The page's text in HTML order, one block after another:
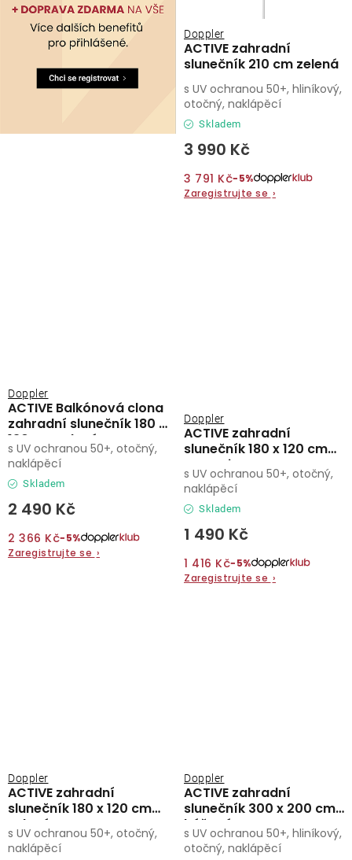
ACTIVE zahradní
slunečník 210 cm zelená
Doppler
Skladem
3 990 Kč
3 791 Kč−5%
Zaregistrujte se ›
s UV ochranou 50+, hliníkový,
otočný, naklápěcí
ACTIVE Balkónová clona
zahradní slunečník 180 x
130 cm zelená
Doppler
Skladem
2 490 Kč
2 366 Kč−5%
Zaregistrujte se ›
s UV ochranou 50+, otočný,
naklápěcí
ACTIVE zahradní
slunečník 180 x 120 cm
antracit
Doppler
Skladem
1 490 Kč
1 416 Kč−5%
Zaregistrujte se ›
s UV ochranou 50+, otočný,
naklápěcí
ACTIVE zahradní
slunečník 180 x 120 cm
zelená
Doppler
s UV ochranou 50+, otočný,
naklápěcí
ACTIVE zahradní
slunečník 300 x 200 cm
béžová
Doppler
s UV ochranou 50+, hliníkový,
otočný, naklápěcí